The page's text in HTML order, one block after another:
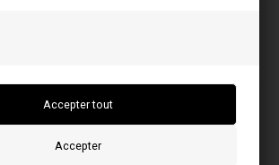
votre/vos article(s) avant 15h
Numéro de colis à envoyer
46 45